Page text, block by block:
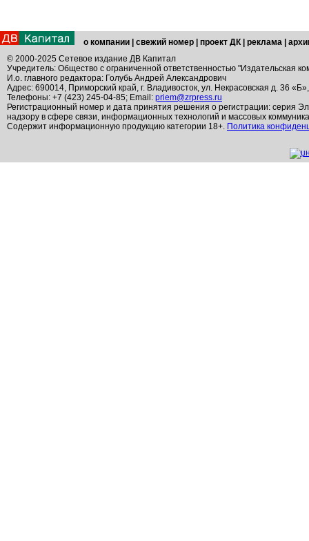
о компании свежий номер проект ДК реклама
© 2000-2025 Сетевое издание ДВ Капитал
Учредитель: Общество с ограниченной ответственностью "Издательская
И.о. главного редактора: Голубь Андрей Александрович
Адрес: 690014, Приморский край, г. Владивосток, ул. Некрасовская д. 36
Телефоны: +7 (423) 245-04-85; Email: priem@zrpress.ru
Регистрационный номер и дата принятия решения о регистрации: серия
надзору в сфере связи, информационных технологий и массовых
Содержит информационную продукцию категории 18+. Политика